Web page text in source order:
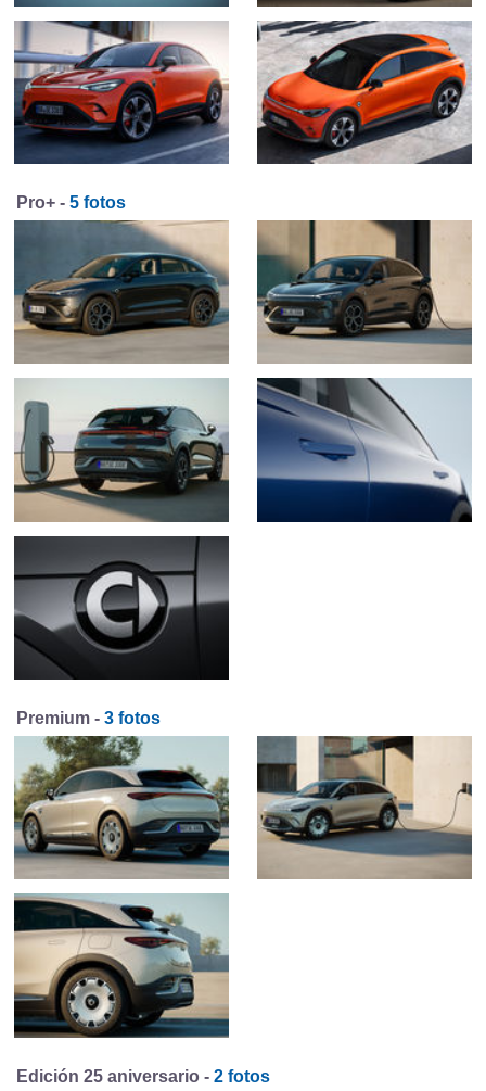
Pro+ - 5 fotos
Premium - 3 fotos
Edición 25 aniversario - 2 fotos